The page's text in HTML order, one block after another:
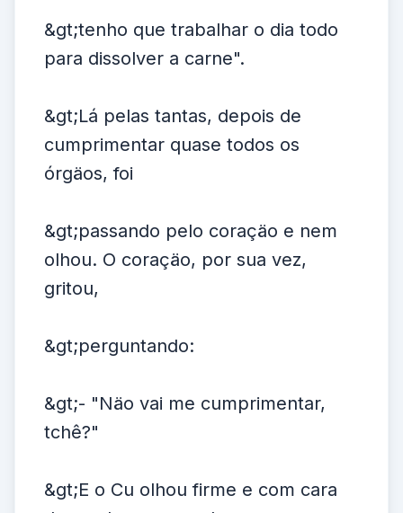
&gt;tenho que trabalhar o dia todo
para dissolver a carne".
&gt;Lá pelas tantas, depois de
cumprimentar quase todos os
órgäos, foi
&gt;passando pelo coraçäo e nem
olhou. O coraçäo, por sua vez,
gritou,
&gt;perguntando:
&gt;- "Näo vai me cumprimentar,
tchê?"
&gt;E o Cu olhou firme e com cara